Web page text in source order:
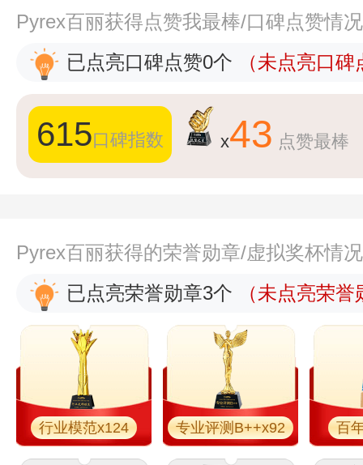
Pyrex百丽获得点赞我最棒/口碑点赞情
已点亮口碑点赞0个
（未点亮口
615口碑指数 x43 点赞最棒
Pyrex百丽获得的荣誉勋章/虚拟奖杯情
已点亮荣誉勋章3个
（未点亮荣
行业模范x124 专业​评测B++x92 百